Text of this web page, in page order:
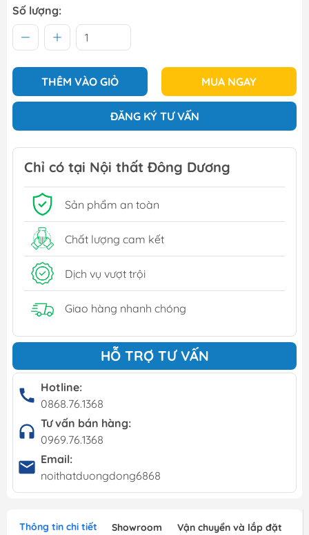
Số lượng:
THÊM VÀO GIỎ MUA NGAY
ĐĂNG KÝ TƯ VẤN
Chỉ có tại Nội thất Đông Dương
Sản phẩm an toàn
Chất lượng cam kết
Dịch vụ vượt trội
Giao hàng nhanh chóng
HỖ TRỢ TƯ VẤN
Hotline:
0868.76.1368
Tư vấn bán hàng:
0969.76.1368
Email:
noithatduongdong6868
Thông tin chi tiết Showroom Vận chuyển và lắp đặt